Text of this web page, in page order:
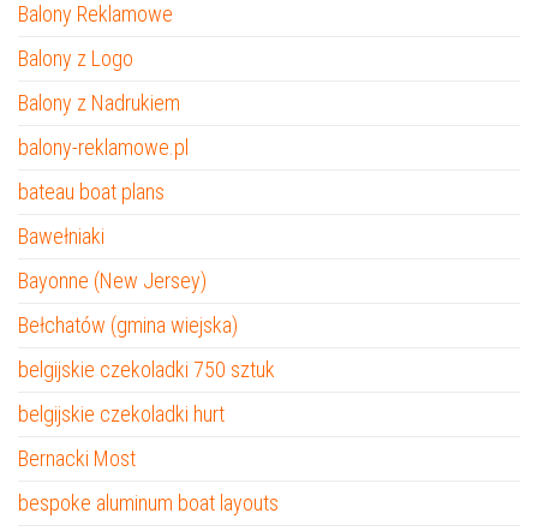
Balony Reklamowe
Balony z Logo
Balony z Nadrukiem
balony-reklamowe.pl
bateau boat plans
Bawełniaki
Bayonne (New Jersey)
Bełchatów (gmina wiejska)
belgijskie czekoladki 750 sztuk
belgijskie czekoladki hurt
Bernacki Most
bespoke aluminum boat layouts